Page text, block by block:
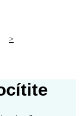
>